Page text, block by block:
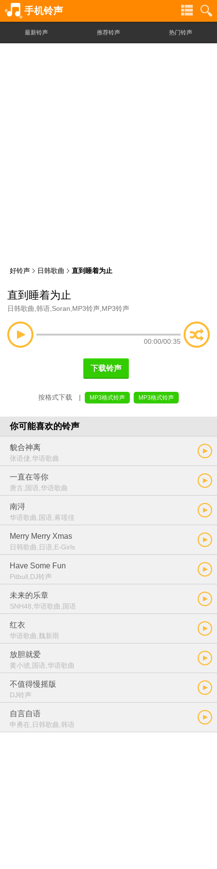
手机铃声
最新铃声 推荐铃声 热门铃声
好铃声 日韩歌曲 直到睡着为止
直到睡着为止
日韩歌曲 韩语 Soran MP3铃声 MP3铃声
00:00/00:35
下载铃声
按格式下载 | MP3格式铃声 MP3格式铃声
你可能喜欢的铃声
貌合神离
张语倢,华语歌曲
一直在等你
唐古,国语,华语歌曲
南浔
华语歌曲,国语,蒋瑶佳
Merry Merry Xmas
日韩歌曲,日语,E-Girls
Have Some Fun
Pitbull,DJ铃声
未来的乐章
SNH48,华语歌曲,国语
红衣
华语歌曲,魏新雨
放胆就爱
黄小琥,国语,华语歌曲
不值得慢摇版
DJ铃声
自言自语
申勇在,日韩歌曲,韩语